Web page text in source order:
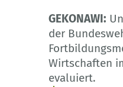
GEKONAWI:
der
Wirtschaften
evaluiert.